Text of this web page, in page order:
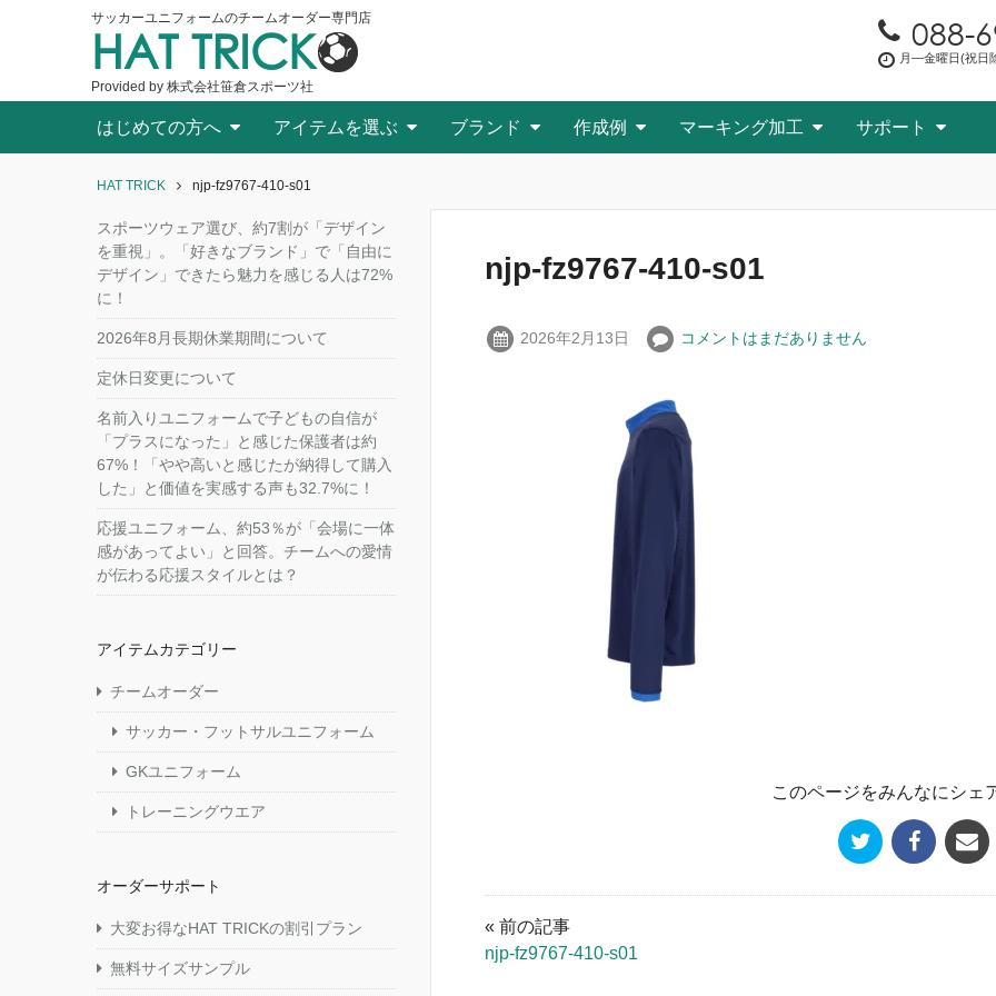
サッカーユニフォームのチームオーダー専門店
HAT TRICK
Provided by 株式会社笹倉スポーツ社
088-
月―金曜日(祝日
はじめての方へ アイテムを選ぶ ブランド 作成例 マーキング加工 サポート
HAT TRICK njp-fz9767-410-s01
njp-fz9767-410-s01
2026年2月13日 コメントはまだありません
このページをみんなにシェ
« 前の記事
njp-fz9767-410-s01
スポーツウェア選び、約7割が「デザイン
を重視」。「好きなブランド」で「自由に
デザイン」できたら魅力を感じる人は72%
に！
2026年8月長期休業期間について
定休日変更について
名前入りユニフォームで子どもの自信が
「プラスになった」と感じた保護者は約
67%！「やや高いと感じたが納得して購入
した」と価値を実感する声も32.7%に！
応援ユニフォーム、約53％が「会場に一体
感があってよい」と回答。チームへの愛情
が伝わる応援スタイルとは？
アイテムカテゴリー
チームオーダー
サッカー・フットサルユニフォーム
GKユニフォーム
トレーニングウエア
オーダーサポート
大変お得なHAT TRICKの割引プラン
無料サイズサンプル